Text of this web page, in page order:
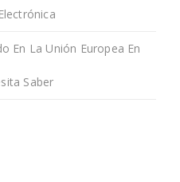
En La Unión Europea En
Saber